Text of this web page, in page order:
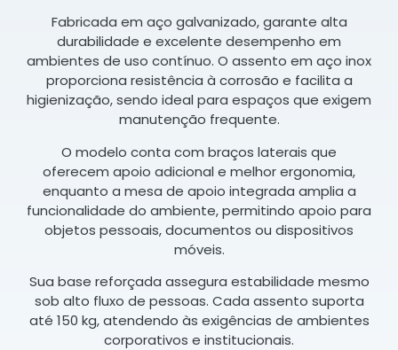
Fabricada em aço galvanizado, garante alta
durabilidade e excelente desempenho em
ambientes de uso contínuo. O assento em aço inox
proporciona resistência à corrosão e facilita a
higienização, sendo ideal para espaços que exigem
manutenção frequente.
O modelo conta com braços laterais que
oferecem apoio adicional e melhor ergonomia,
enquanto a mesa de apoio integrada amplia a
funcionalidade do ambiente, permitindo apoio para
objetos pessoais, documentos ou dispositivos
móveis.
Sua base reforçada assegura estabilidade mesmo
sob alto fluxo de pessoas. Cada assento suporta
até 150 kg, atendendo às exigências de ambientes
corporativos e institucionais.